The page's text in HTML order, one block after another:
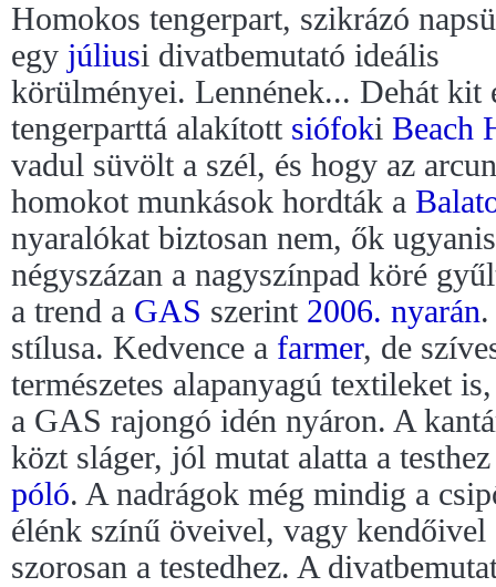
Homokos tengerpart, szikrázó
egy júliusi divatbemutató ideális
körülményei. Lennének... Dehát kit
tengerparttá alakított siófoki Beach
vadul süvölt a szél, és hogy az
homokot munkások hordták a
nyaralókat biztosan nem, ők
négyszázan a nagyszínpad köré
a trend a GAS szerint 2006. nyarán
stílusa. Kedvence a farmer, de
természetes alapanyagú textileket
a GAS rajongó idén nyáron. A
közt sláger, jól mutat alatta a
póló. A nadrágok még mindig a
élénk színű öveivel, vagy
szorosan a testedhez. A